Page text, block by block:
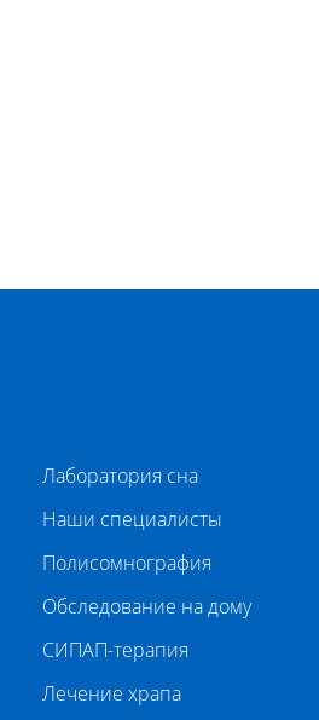
Лаборатория сна
Наши специалисты
Полисомнография
Обследование на дому
СИПАП-терапия
Лечение храпа